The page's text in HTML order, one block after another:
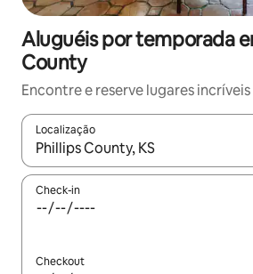
Aluguéis por temporada
County
Encontre e reserve lugares
Localização
Quando os resultados estiverem
Check-in
Checkout